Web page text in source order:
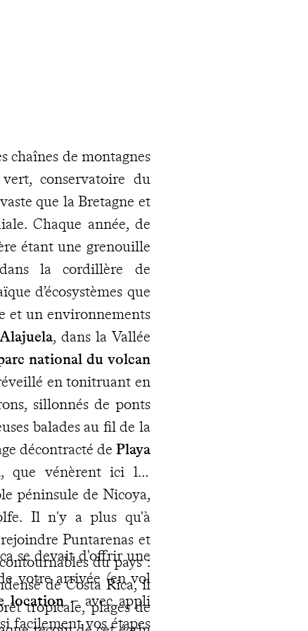
chaînes de montagnes
conservatoire du
que la Bretagne et
Chaque année, de
étant une grenouille
la cordillère de
d’écosystèmes que
et un environnements
Alajuela, dans la Vallée
national du volcan
en tonitruant en
sillonnés de ponts
balades au fil de la
décontracté de Playa
que vénèrent ici les
péninsule de Nicoya,
Il n'y a plus qu'à
Puntarenas et
du pays :
de Costa Rica, il
tropicale, plages de
se devait d'offrir une
votre arrivée (en vol
location– avec appli
facilement vos étapes